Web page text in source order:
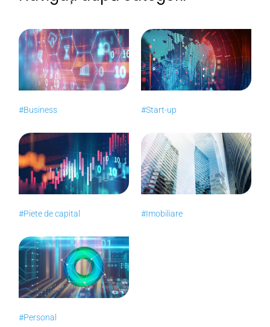
#Business #Start-up
#Piete de capital #Imobiliare
#Personal